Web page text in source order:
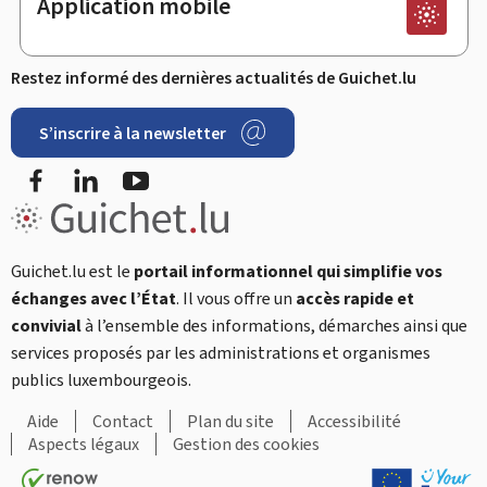
Restez informé des dernières actualités de Guichet.lu
S’inscrire à la newsletter
FacebookLinkedIn
Guichet.lu est le portail informationnel qui simplifie vos
échanges avec l’État. Il vous offre un accès rapide et
convivialà l’ensemble des informations, démarches ainsi que
services proposés par les administrations et organismes
publics luxembourgeois.
Aide
Contact Plan du site
Accessibilité
Aspects légaux
Gestion des cookies